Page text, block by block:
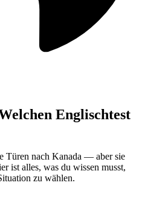
Englischtest
Türen nach Kanada — aber sie
ist alles, was du wissen musst,
zu wählen.